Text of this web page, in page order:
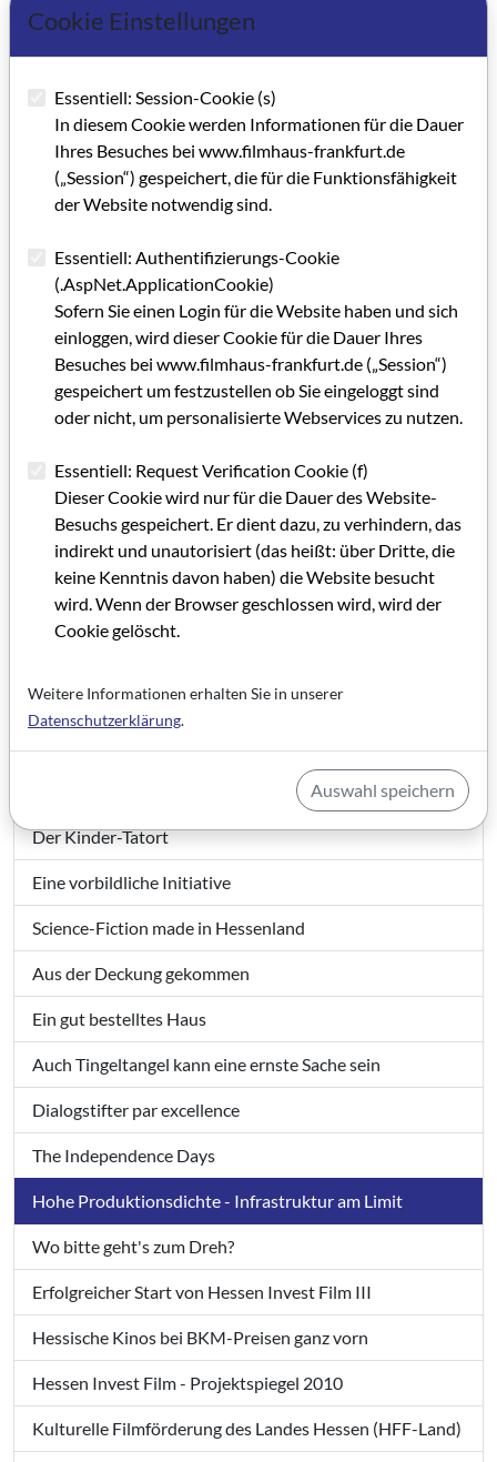
Filmland Hessen 2 / 2010
Grußwort
Impressum Filmland Hessen 2/2010
Zwei verlorene Seelen in Deutschland
Der Kinder-Tatort
Eine vorbildliche Initiative
Science-Fiction made in Hessenland
Aus der Deckung gekommen
Ein gut bestelltes Haus
Auch Tingeltangel kann eine ernste Sache sein
Dialogstifter par excellence
The Independence Days
Hohe Produktionsdichte - Infrastruktur am Limit
Wo bitte geht's zum Dreh?
Erfolgreicher Start von Hessen Invest Film III
Hessische Kinos bei BKM-Preisen ganz vorn
Hessen Invest Film - Projektspiegel 2010
Kulturelle Filmförderung des Landes Hessen (HFF-Land)
Cookie Einstellungen
Essentiell: Session-Cookie (s)
In diesem Cookie werden Informationen für die Dauer
Ihres Besuches bei www.filmhaus-frankfurt.de
(„Session“) gespeichert, die für die Funktionsfähigkeit
der Website notwendig sind.
Essentiell: Authentifizierungs-Cookie
(.AspNet.ApplicationCookie)
Sofern Sie einen Login für die Website haben und sich
einloggen, wird dieser Cookie für die Dauer Ihres
Besuches bei www.filmhaus-frankfurt.de („Session“)
gespeichert um festzustellen ob Sie eingeloggt sind
oder nicht, um personalisierte Webservices zu nutzen.
Essentiell: Request Verification Cookie (f)
Dieser Cookie wird nur für die Dauer des Website-
Besuchs gespeichert. Er dient dazu, zu verhindern, das
indirekt und unautorisiert (das heißt: über Dritte, die
keine Kenntnis davon haben) die Website besucht
wird. Wenn der Browser geschlossen wird, wird der
Cookie gelöscht.
Weitere Informationen erhalten Sie in unserer
Datenschutzerklärung.
Auswahl speichern